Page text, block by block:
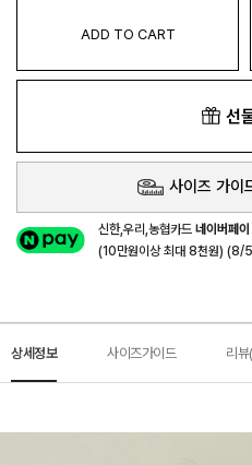
ADD TO CART
선
사이즈 가이
신한,우리,농협카드네이버페
(10만원이상 최대 8천원)
상세정보 사이즈가이드 리